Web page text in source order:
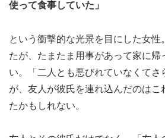
使って食事していた」
という衝撃的な光景を目にした女
たが、たまたま用事があって家に帰
い。「二人とも悪びれていなくてさ
が、友人が彼氏を連れ込んだのはこ
たかもしれない。